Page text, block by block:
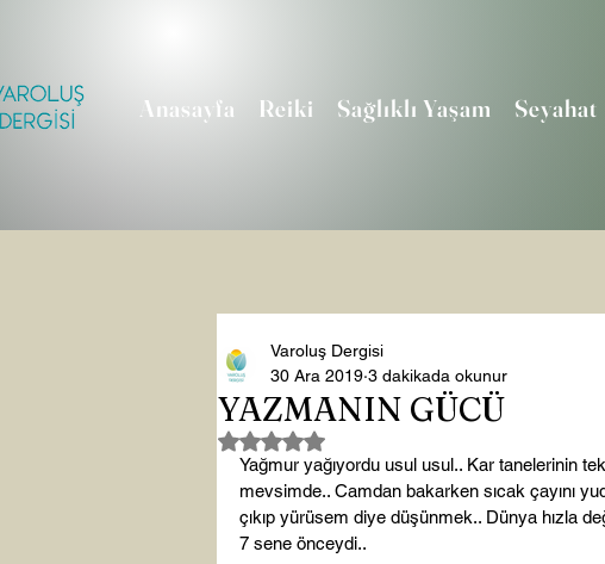
Anasayfa Reiki Sağlıklı Yaşam Seyahat
YAZMANIN GÜCÜ
Varoluş Dergisi
30 Ara 2019 3 dakikada okunur
5 üzerinden NaN yıldız
Yağmur yağıyordu usul usul.. Kar tanelerinin
mevsimde.. Camdan bakarken sıcak çayını
çıkıp yürüsem diye düşünmek.. Dünya hızla
7 sene önceydi..